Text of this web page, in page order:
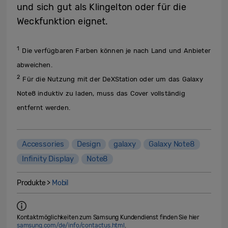
und sich gut als Klingelton oder für die
Weckfunktion eignet.
1 Die verfügbaren Farben können je nach Land und Anbieter
abweichen.
2 Für die Nutzung mit der DeXStation oder um das Galaxy
Note8 induktiv zu laden, muss das Cover vollständig
entfernt werden.
Accessories Design galaxy
Galaxy Note8
Infinity Display
Note8
Produkte > Mobil
Kontaktmöglichkeiten zum Samsung Kundendienst finden Sie hier
samsung.com/de/info/contactus.html